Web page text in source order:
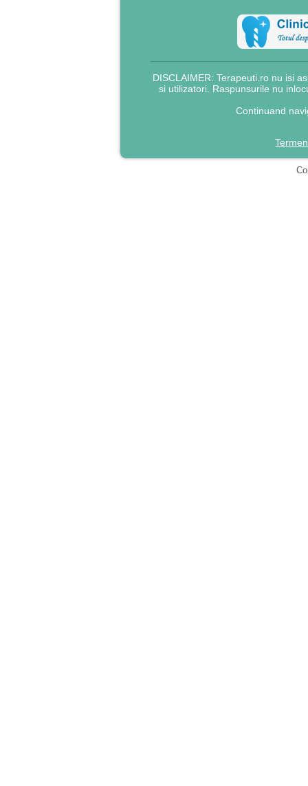
DISCLAIMER: Terapeuti.ro nu isi
si utilizatori. Raspunsurile nu
Continuand